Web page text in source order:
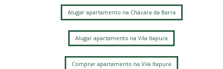
Alugar apartamento na Chácara da Barra
Alugar apartamento na Vila Itapura
Comprar apartamento na Vila Itapura